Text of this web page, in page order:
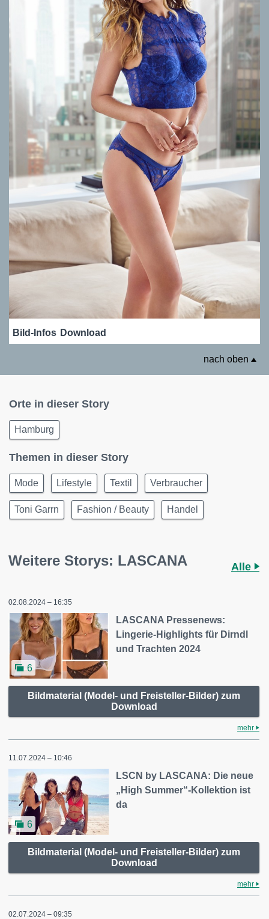
Bild-Infos Download
nach oben
Orte in dieser Story
Hamburg
Themen in dieser Story
Mode Lifestyle Textil Verbraucher
Toni Garrn Fashion / Beauty Handel
Weitere Storys: LASCANA Alle
02.08.2024 – 16:35
6
LASCANA Pressenews:
Lingerie-Highlights für Dirndl
und Trachten 2024
Bildmaterial (Model- und Freisteller-Bilder) zum
Download
mehr
11.07.2024 – 10:46
6
LSCN by LASCANA: Die neue
„High Summer“-Kollektion ist
da
Bildmaterial (Model- und Freisteller-Bilder) zum
Download
mehr
02.07.2024 – 09:35